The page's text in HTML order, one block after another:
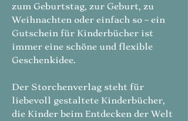
zum Geburtstag, zur Geburt, zu
Weihnachten oder einfach so – ein
Gutschein für Kinderbücher ist
immer eine schöne und flexible
Geschenkidee.
Der Storchenverlag steht für
liebevoll gestaltete Kinderbücher,
die Kinder beim Entdecken der Welt